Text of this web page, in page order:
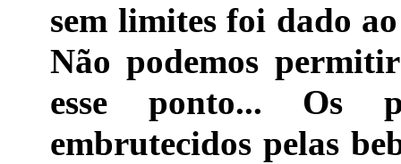
sem limites foi dado
Não podemos
esse ponto... Os
embrutecidos pelas